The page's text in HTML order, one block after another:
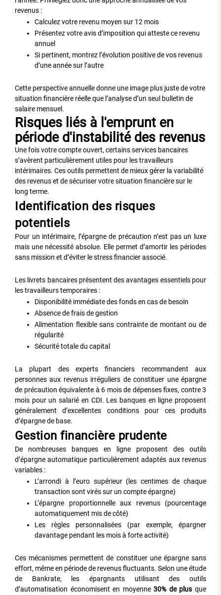
revenus :
Calculez votre revenu moyen sur 12 mois
Présentez votre avis d’imposition qui atteste ce revenu
annuel
Si pertinent, montrez l’évolution positive de vos revenus
d’une année sur l’autre
Cette perspective annuelle donne une image plus juste de votre
situation financière réelle que l’analyse d’un seul bulletin de
salaire mensuel.
Risques liés à l'emprunt en
période d'instabilité des revenus
Une fois votre compte ouvert, certains services bancaires
s’avèrent particulièrement utiles pour les travailleurs
intérimaires. Ces outils permettent de mieux gérer la variabilité
des revenus et de sécuriser votre situation financière sur le
long terme.
Identification des risques
potentiels
Pour un intérimaire, l’épargne de précaution n’est pas un luxe
mais une nécessité absolue. Elle permet d’amortir les périodes
sans mission et d’éviter le stress financier associé.
Les livrets bancaires présentent des avantages essentiels pour
les travailleurs temporaires :
Disponibilité immédiate des fonds en cas de besoin
Absence de frais de gestion
Alimentation flexible sans contrainte de montant ou de
régularité
Sécurité totale du capital
La plupart des experts financiers recommandent aux
personnes aux revenus irréguliers de constituer une épargne
de précaution équivalente à 6 mois de dépenses fixes, contre 3
mois pour un salarié en CDI. Les banques en ligne proposent
généralement d’excellentes conditions pour ces produits
d’épargne de base.
Gestion financière prudente
De nombreuses banques en ligne proposent des outils
d’épargne automatique particulièrement adaptés aux revenus
variables :
L’arrondi à l’euro supérieur (les centimes de chaque
transaction sont virés sur un compte épargne)
L’épargne proportionnelle aux revenus (pourcentage
automatiquement mis de côté)
Les règles personnalisées (par exemple, épargner
davantage pendant les mois à forte activité)
Ces mécanismes permettent de constituer une épargne sans
effort, même en période de revenus fluctuants. Selon une étude
de Bankrate, les épargnants utilisant des outils
d’automatisation économisent en moyenne30% de plus que